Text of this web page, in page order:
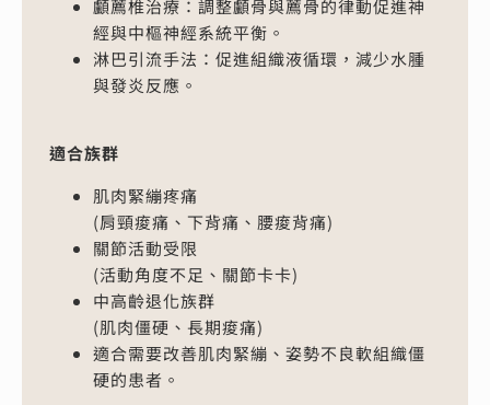
顱薦椎治療：調整顱骨與薦骨的律動促進神
經與中樞神經系統平衡。
淋巴引流手法：促進組織液循環，減少水腫
與發炎反應。
適合族群
肌肉緊繃疼痛
(肩頸痠痛、下背痛、腰痠背痛)
關節活動受限
(活動角度不足、關節卡卡)
中高齡退化族群
(肌肉僵硬、長期痠痛)
適合需要改善肌肉緊繃、姿勢不良軟組織僵
硬的患者。